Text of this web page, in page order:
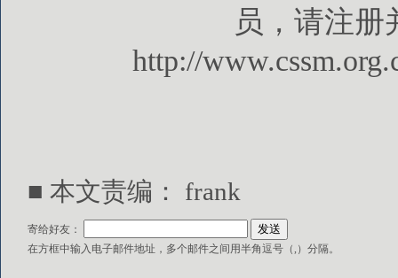
员，请注册
http://
■ 本文责编： frank
寄给好友：
在方框中输入电子邮件地址，多个邮件之间用半角逗号（,）分隔。